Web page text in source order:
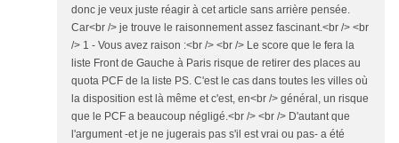
donc je veux juste réagir à cet article sans arrière pensée.
Car<br /> je trouve le raisonnement assez fascinant.<br /> <br
/> 1 - Vous avez raison :<br /> <br /> Le score que le fera la
liste Front de Gauche à Paris risque de retirer des places au
quota PCF de la liste PS. C'est le cas dans toutes les villes où
la disposition est là même et c'est, en<br /> général, un risque
que le PCF a beaucoup négligé.<br /> <br /> D'autant que
l'argument -et je ne jugerais pas s'il est vrai ou pas- a été